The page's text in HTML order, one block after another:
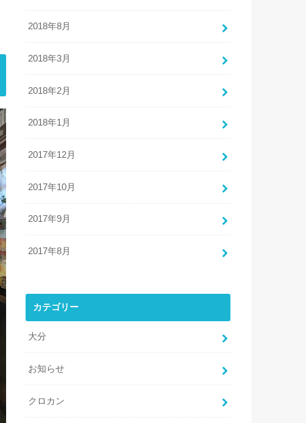
2018年8月
2018年3月
2018年2月
2018年1月
2017年12月
2017年10月
2017年9月
2017年8月
カテゴリー
大分
お知らせ
クロカン